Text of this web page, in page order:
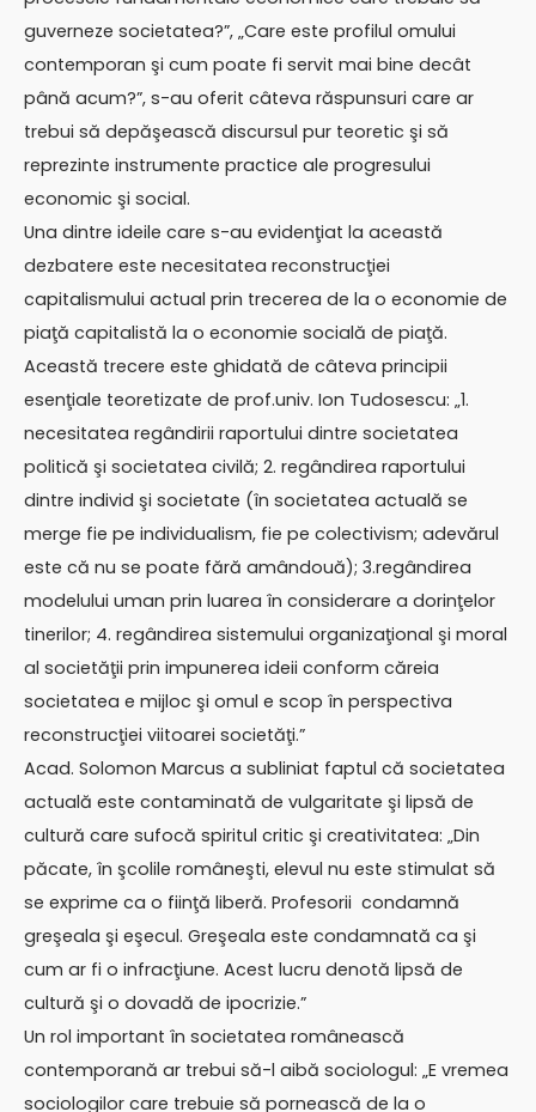
guverneze societatea?”, „Care este profilul omului
contemporan şi cum poate fi servit mai bine decât
până acum?”, s-au oferit câteva răspunsuri care ar
trebui să depăşească discursul pur teoretic şi să
reprezinte instrumente practice ale progresului
economic şi social.
Una dintre ideile care s-au evidenţiat la această
dezbatere este necesitatea reconstrucţiei
capitalismului actual prin trecerea de la o economie de
piaţă capitalistă la o economie socială de piaţă.
Această trecere este ghidată de câteva principii
esenţiale teoretizate de prof.univ. Ion Tudosescu: „1.
necesitatea regândirii raportului dintre societatea
politică şi societatea civilă; 2. regândirea raportului
dintre individ şi societate (în societatea actuală se
merge fie pe individualism, fie pe colectivism; adevărul
este că nu se poate fără amândouă); 3.regândirea
modelului uman prin luarea în considerare a dorinţelor
tinerilor; 4. regândirea sistemului organizaţional şi moral
al societăţii prin impunerea ideii conform căreia
societatea e mijloc şi omul e scop în perspectiva
reconstrucţiei viitoarei societăţi.”
Acad. Solomon Marcus a subliniat faptul că societatea
actuală este contaminată de vulgaritate şi lipsă de
cultură care sufocă spiritul critic şi creativitatea: „Din
păcate, în şcolile româneşti, elevul nu este stimulat să
se exprime ca o fiinţă liberă. Profesorii condamnă
greşeala şi eşecul. Greşeala este condamnată ca şi
cum ar fi o infracţiune. Acest lucru denotă lipsă de
cultură şi o dovadă de ipocrizie.”
Un rol important în societatea românească
contemporană ar trebui să-l aibă sociologul: „E vremea
sociologilor care trebuie să pornească de la o